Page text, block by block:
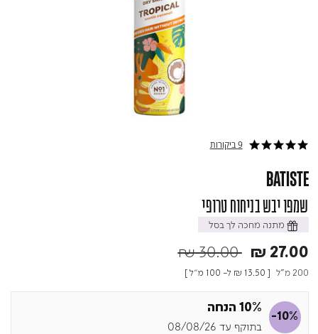
4.9 star rating 9 ביקורות
BATISTE
שמפו יבש בניחוח טרופי
מתנה מחכה לך בסל
Price reduced from
₪ 30.00to₪ 27.00
200 מ"ל [
₪ 13.50 ל- 100 מ"ל ]
-10%
10% הנחה
בתוקף עד 08/08/26